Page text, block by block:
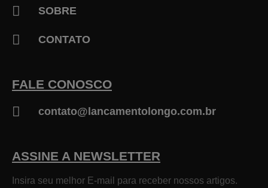
SOBRE
CONTATO
FALE CONOSCO
contato@lancamentolongo.com.br
ASSINE A NEWSLETTER
Insira seu melhor E-mail para receber nossos artigos.